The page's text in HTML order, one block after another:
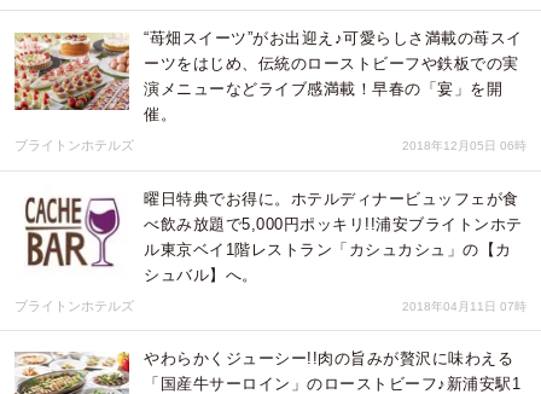
“苺畑スイーツ”がお出迎え♪可愛らしさ満載の苺スイ
ーツをはじめ、伝統のローストビーフや鉄板での実
演メニューなどライブ感満載！早春の「宴」を開
催。
ブライトンホテルズ 2018年12月05日 06時
曜日特典でお得に。ホテルディナービュッフェが食
べ飲み放題で5,000円ポッキリ!!浦安ブライトンホテ
ル東京ベイ1階レストラン「カシュカシュ」の【カ
シュバル】へ。
ブライトンホテルズ 2018年04月11日 07時
やわらかくジューシー!!肉の旨みが贅沢に味わえる
「国産牛サーロイン」のローストビーフ♪新浦安駅1